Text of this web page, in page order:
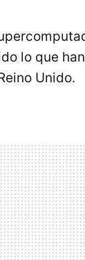
lo que
Unido.